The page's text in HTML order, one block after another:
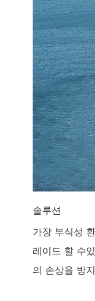
솔루션
가장 부식성
레이드 할 수
의 손상을 방